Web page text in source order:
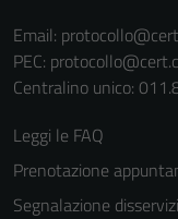
Email:
PEC:
Centralino unico:
Leggi le FAQ
Prenotazione
Segnalazione